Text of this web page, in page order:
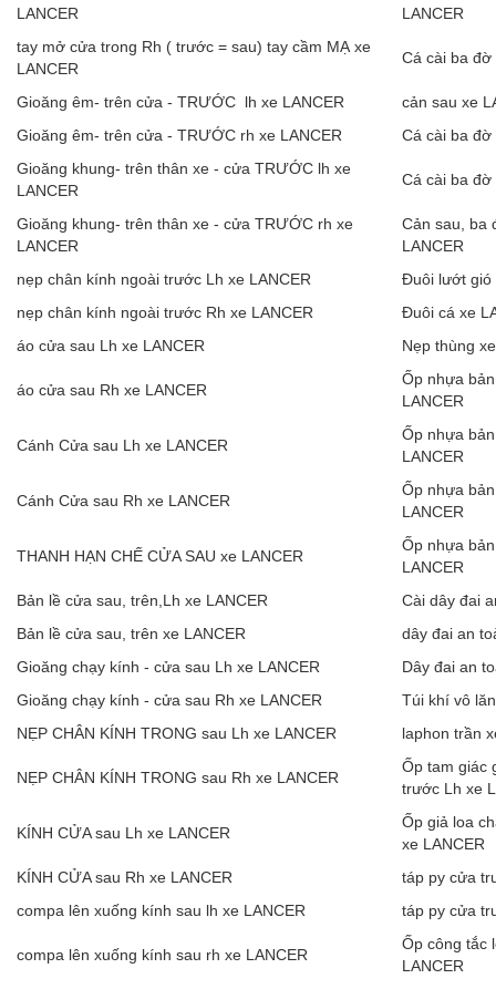
LANCER
LANCER
tay mở cửa trong Rh ( trước = sau) tay cầm MẠ xe
LANCER
Cá cài ba
Gioăng êm- trên cửa - TRƯỚC lh xe LANCER
cản sau xe
Gioăng êm- trên cửa - TRƯỚC rh xe LANCER
Cá cài ba
Gioăng khung- trên thân xe - cửa TRƯỚC lh xe
LANCER
Cá cài ba đờ
Gioăng khung- trên thân xe - cửa TRƯỚC rh xe
LANCER
Cản sau, ba
LANCER
nẹp chân kính ngoài trước Lh xe LANCER
Đuôi lướt gió
nẹp chân kính ngoài trước Rh xe LANCER
Đuôi cá xe
áo cửa sau Lh xe LANCER
Nẹp thùng
áo cửa sau Rh xe LANCER
Ốp nhựa
LANCER
Cánh Cửa sau Lh xe LANCER
Ốp nhựa
LANCER
Cánh Cửa sau Rh xe LANCER
Ốp nhựa
LANCER
THANH HẠN CHẾ CỬA SAU xe LANCER
Ốp nhựa
LANCER
Bản lề cửa sau, trên,Lh xe LANCER
Cài dây đai
Bản lề cửa sau, trên xe LANCER
dây đai an
Gioăng chạy kính - cửa sau Lh xe LANCER
Dây đai an
Gioăng chạy kính - cửa sau Rh xe LANCER
Túi khí vô
NẸP CHÂN KÍNH TRONG sau Lh xe LANCER
laphon trần
NẸP CHÂN KÍNH TRONG sau Rh xe LANCER
Ốp tam giác
trước Lh xe
KÍNH CỬA sau Lh xe LANCER
Ốp giả loa
xe LANCER
KÍNH CỬA sau Rh xe LANCER
táp py cửa
compa lên xuống kính sau lh xe LANCER
táp py cửa
compa lên xuống kính sau rh xe LANCER
Ốp công tắc
LANCER